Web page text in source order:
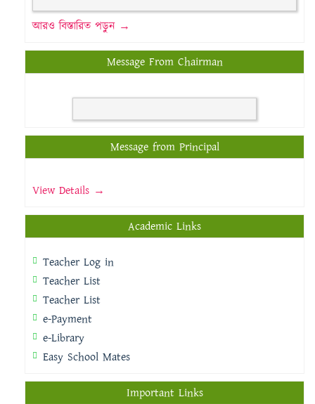
আরও বিস্তারিত পড়ুন →
Message From Chairman
Message from Principal
View Details →
Academic Links
Teacher Log in
Teacher List
Teacher List
e-Payment
e-Library
Easy School Mates
Important Links